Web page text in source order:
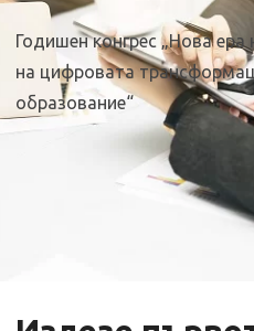
Годишен конгрес „Нова ера
на цифровата
образование“